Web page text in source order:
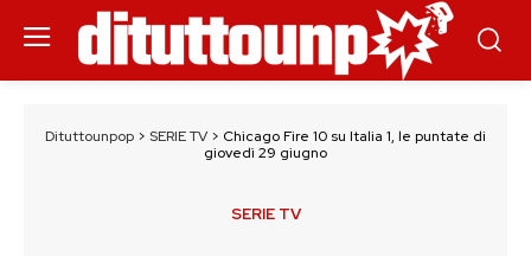
Dituttounpop > SERIE TV > Chicago Fire 10 su Italia 1, le puntate di
giovedì 29 giugno
SERIE TV